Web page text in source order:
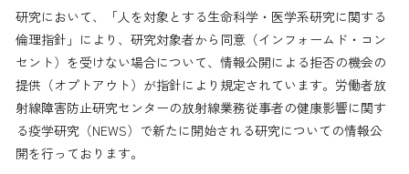
研究において、「人を対象とする生命科学・医学系研究に関する
倫理指針」により、研究対象者から同意（インフォームド・コン
セント）を受けない場合について、情報公開による拒否の機会の
提供（オプトアウト）が指針により規定されています。労働者放
射線障害防止研究センターの放射線業務従事者の健康影響に関す
る疫学研究（NEWS）で新たに開始される研究についての情報公
開を行っております。